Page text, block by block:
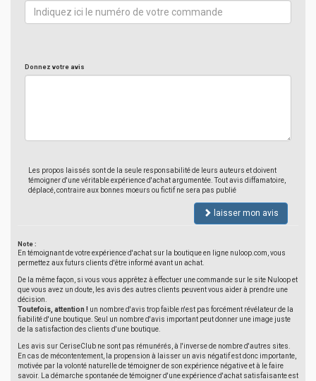
Donnez votre avis
Les propos laissés sont de la seule responsabilité de leurs auteurs et doivent
témoigner d'une véritable expérience d'achat argumentée. Tout avis diffamatoire,
déplacé, contraire aux bonnes moeurs ou fictif ne sera pas publié
laisser mon avis
Note :
En témoignant de votre expérience d'achat sur la boutique en ligne nuloop.com, vous
permettez aux futurs clients d'être informé avant un achat.
De la même façon, si vous vous apprêtez à effectuer une commande sur le site Nuloop et
que vous avez un doute, les avis des autres clients peuvent vous aider à prendre une
décision.
Toutefois, attention ! un nombre d'avis trop faible n'est pas forcément révélateur de la
fiabilité d'une boutique. Seul un nombre d'avis important peut donner une image juste
de la satisfaction des clients d'une boutique.
Les avis sur CeriseClub ne sont pas rémunérés, à l'inverse de nombre d'autres sites.
En cas de mécontentement, la propension à laisser un avis négatif est donc importante,
motivée par la volonté naturelle de témoigner de son expérience négative et à le faire
savoir. La démarche spontanée de témoigner d'une expérience d'achat satisfaisante est